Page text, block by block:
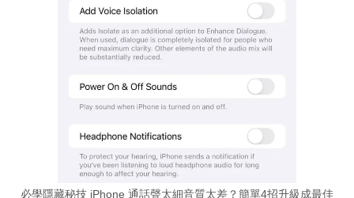
必學隱藏秘技 iPhone 通話聲太細音質太差？簡單4招升級成最佳